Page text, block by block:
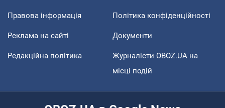
Правова інформація Політика конфіденційності
Реклама на сайті Документи
Редакційна політика
Журналісти OBOZ.UA на
місці подій